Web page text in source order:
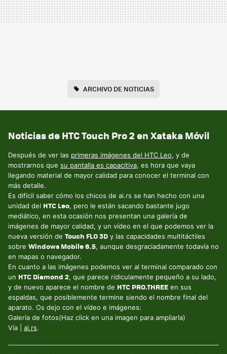
ARCHIVO DE NOTICIAS
Noticias de HTC Touch Pro 2 en Xataka Móvil
Después de ver las primeras imágenes del HTC Leo, y de
mostrarnos que su pantalla es capacitiva, es hora que vaya
llegando material de mayor calidad para conocer el terminal con
más detalle.
Es difícil saber cómo los chicos de ai.rs se han hecho con una
unidad del HTC Leo, pero le están sacando bastante jugo
mediático, en esta ocasión nos presentan una galería de
imágenes de mayor calidad, y un vídeo en el que podemos ver la
nueva versión de Touch FLO 3D y las capacidades multitáctiles
sobre Windows Mobile 6.5, aunque desgraciadamente todavía no
en mapas o navegador.
En cuanto a las imágenes podemos ver al terminal comparado con
un HTC Diamond 2, que parece ridiculamente pequeño a su lado,
y de nuevo aparece el nombre de HTC PRO.THREE en sus
espaldas, que posiblemente termine siendo el nombre final del
aparato. Os dejo con el vídeo e imágenes:
Galería de fotos(Haz click en una imagen para ampliarla)
Vía | ai.rs.